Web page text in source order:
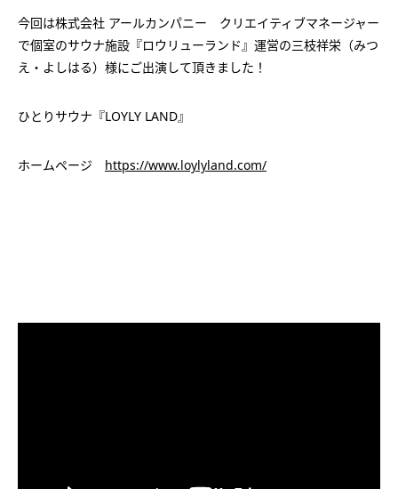
今回は株式会社 アールカンパニー クリエイティブマネージャー
で個室のサウナ施設『ロウリューランド』運営の三枝祥栄（みつ
え・よしはる）様にご出演して頂きました！
ひとりサウナ『LOYLY LAND』
ホームページ https://www.loylyland.com/